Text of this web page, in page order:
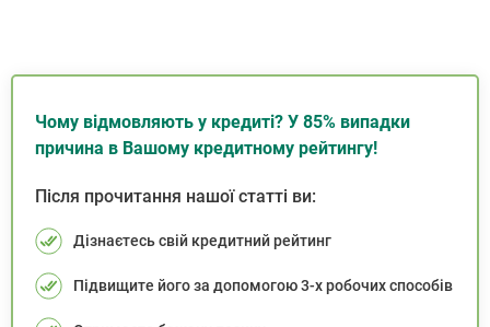
Чому відмовляють у кредиті? У 85% випадки
причина в Вашому кредитному рейтингу!
Після прочитання нашої статті ви:
Дізнаєтесь свій кредитний рейтинг
Підвищите його за допомогою 3-х робочих способів